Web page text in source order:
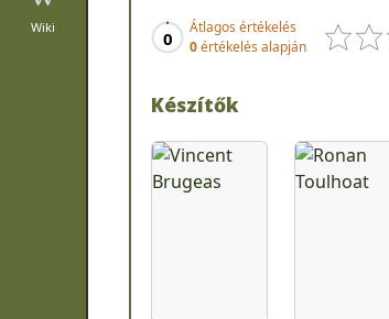
Wiki
0
Átlagos értékelés
0értékelés alapján
Készítők